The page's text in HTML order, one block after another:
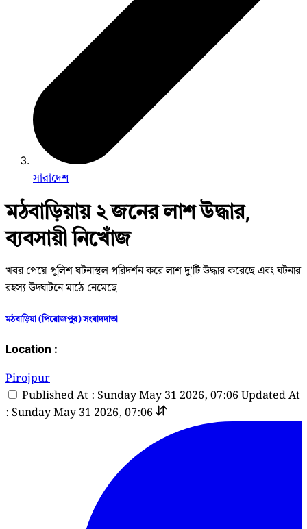
সারাদেশ
মঠবাড়িয়ায় ২ জনের লাশ উদ্ধার,
ব্যবসায়ী নিখোঁজ
​খবর পেয়ে পুলিশ ঘটনাস্থল পরিদর্শন করে লাশ দু’টি উদ্ধার করেছে এবং ঘটনার
রহস্য উদ্ঘাটনে মাঠে নেমেছে।
‎মঠবাড়িয়া (পিরোজপুর) সংবাদদাতা
Location :
Pirojpur
Published At : Sunday May 31 2026, 07:06 Updated At
: Sunday May 31 2026, 07:06